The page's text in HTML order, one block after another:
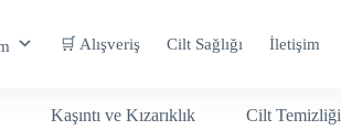
🛒 Alışveriş Cilt Sağlığı İletişim
Kaşıntı ve Kızarıklık Cilt Temizliği